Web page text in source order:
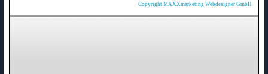
Copyright MAXXmarketing Webdesigner GmbH